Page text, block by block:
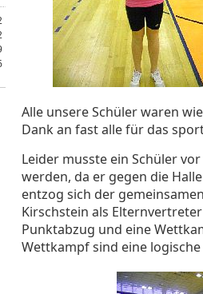
Alle unsere Schüler waren
Dank an fast alle für das
Leider musste ein Schüler
werden, da er gegen die
entzog sich der
Kirschstein als
Punktabzug und eine
Wettkampf sind eine